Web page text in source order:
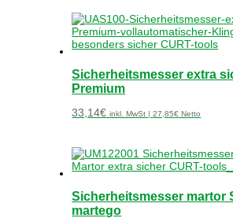
Sicherheitsmesser extra
Premium
33,14€ inkl. MwSt |27,85€ Netto
Sicherheitsmesser martor
martego